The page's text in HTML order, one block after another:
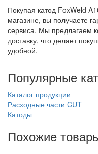
Покупая катод FoxWeld
магазине, вы получаете
сервиса. Мы предлагаем
доставку, что делает
удобной.
Популярные
Каталог продукции
Расходные части CUT
Катоды
Похожие